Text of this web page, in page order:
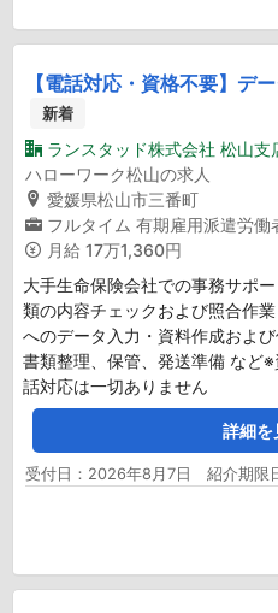
【電話対応・資格不要】デ
新着
ランスタッド株式会社 松山支
ハローワーク松山の求人
愛媛県松山市三番町
フルタイム 有期雇用派遣労働
月給 17万1,360円
大手生命保険会社での事務サポ
類の内容チェックおよび照合作
へのデータ入力・資料作成およ
書類整理、保管、発送準備 など
話対応は一切ありません
詳細を
受付日：2026年8月7日 紹介期限